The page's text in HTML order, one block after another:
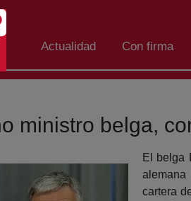
Actualidad Con firma
ministro belga,
El belga
alemana
cartera